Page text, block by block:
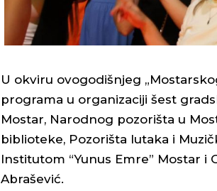
U okviru ovogodišnjeg
programa u organizaciji šest
Mostar, Narodnog pozorišta u
biblioteke, Pozorišta lutaka i
Institutom “Yunus Emre” Mostar
Abrašević.